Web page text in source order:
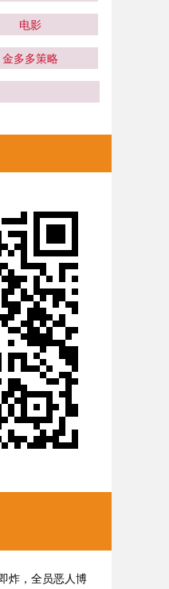
电影
金多多策略
炸，全员恶人博